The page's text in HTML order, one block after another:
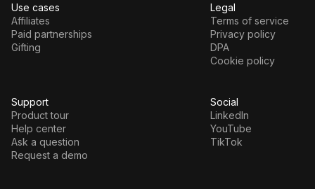
Use cases
Affiliates
Paid partnerships
Gifting
Legal
Terms of service
Privacy policy
DPA
Cookie policy
Support
Product tour
Help center
Ask a question
Request a demo
Social
LinkedIn
YouTube
TikTok